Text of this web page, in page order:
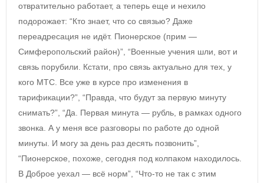
отвратительно работает, а теперь еще и нехило
подорожает: “Кто знает, что со связью? Даже
переадресация не идёт. Пионерское (прим —
Симферопольский район)”, “Военные учения шли, вот и
связь порубили. Кстати, про связь актуально для тех, у
кого МТС. Все уже в курсе про изменения в
тарификации?”, “Правда, что будут за первую минуту
снимать?”, “Да. Первая минута — рубль, в рамках одного
звонка. А у меня все разговоры по работе до одной
минуты. И могу за день раз десять позвонить”,
“Пионерское, похоже, сегодня под колпаком находилось.
В Доброе уехал — всё норм”, “Что-то не так с этим